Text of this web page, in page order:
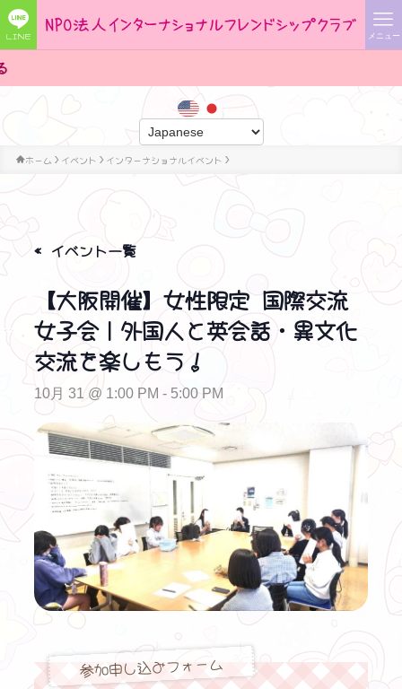
LINE メニュー
ホーム イベント インターナショナルイベント
« イベント一覧
【大阪開催】女性限定 国際交流
女子会｜外国人と英会話・異文化
交流を楽しもう！
10月 31 @ 1:00 PM - 5:00 PM
参加申し込みフォーム